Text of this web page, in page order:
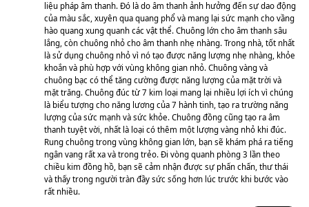
liệu pháp âm thanh. Đó là do âm thanh ảnh hưởng đến sự dao động
của màu sắc, xuyên qua quang phổ và mang lại sức mạnh cho vầng
hào quang xung quanh các vật thể. Chuông lớn cho âm thanh sâu
lắng, còn chuông nhỏ cho âm thanh nhẹ nhàng. Trong nhà, tốt nhất
là sử dụng chuông nhỏ vì nó tạo được năng lượng nhẹ nhàng, khỏe
khoắn và phù hợp với vùng không gian nhỏ. Chuông vàng và
chuông bạc có thể tăng cường được năng lượng của mặt trời và
mặt trăng. Chuông đúc từ 7 kim loại mang lại nhiều lợi ích vì chúng
là biểu tượng cho năng lương của 7 hành tinh, tạo ra trường năng
lượng của sức mạnh và sức khỏe. Chuông đồng cũng tạo ra âm
thanh tuyệt vời, nhất là loại có thêm một lượng vàng nhỏ khi đúc.
Rung chuông trong vùng không gian lớn, bạn sẽ khám phá ra tiếng
ngân vang rất xa và trong trẻo. Đi vòng quanh phòng 3 lần theo
chiều kim đồng hồ, bạn sẽ cảm nhận được sự phấn chấn, thư thái
và thấy trong người tràn đầy sức sống hơn lúc trước khi bước vào
rất nhiều.